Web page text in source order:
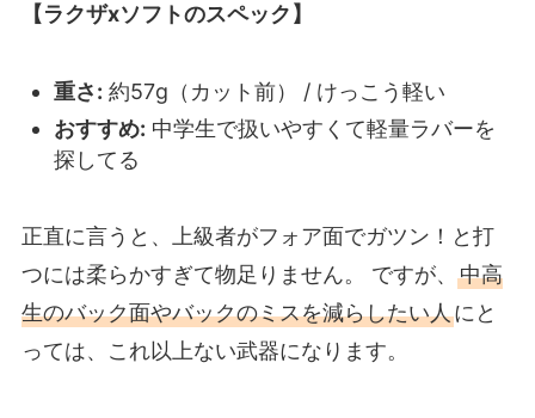
【ラクザxソフトのスペック】
重さ: 約57g（カット前） / けっこう軽い
おすすめ: 中学生で扱いやすくて軽量ラバーを
探してる
正直に言うと、上級者がフォア面でガツン！と打
つには柔らかすぎて物足りません。 ですが、 中高
生のバック面やバックのミスを減らしたい人にと
っては、これ以上ない武器になります。